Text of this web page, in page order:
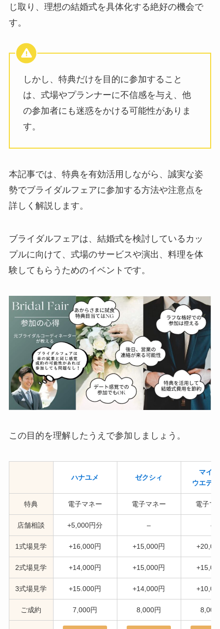
じ取り、理想の結婚式を具体化する絶好の機会で
す。
しかし、特典だけを目的に参加すること
は、式場やプランナーに不信感を与え、他
の参加者にも迷惑をかける可能性がありま
す。
本記事では、特典を有効活用しながら、誠実な姿
勢でブライダルフェアに参加する方法や注意点を
詳しく解説します。
ブライダルフェアは、結婚式を検討しているカッ
プルに向けて、式場のサービスや演出、料理を体
験してもらうためのイベントです。
この目的を理解したうえで参加しましょう。
ハナユメ ゼクシィ
マイ
ウエデ
特典 電子マネー 電子マネー 電子マ
店舗相談 +5,000円分 – –
1式場見学 +16,000円 +15,000円
2式場見学 +14,000円 +15,000円
3式場見学 +15.000円 +14,000円
ご成約 7,000円 8,000円 8,000